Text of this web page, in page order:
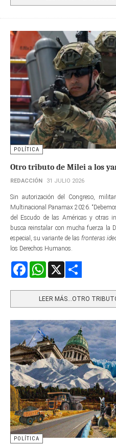
POLÍTICA
Otro tributo de Milei a los
REDACCIÓN 31 JULIO 2026
Sin autorización del Congreso,
Multinacional Panamax 2026.
del Escudo de las Américas y otras
busca reinstalar con mucha fuerza la
especial, su variante de las fronteras
los Derechos Humanos.
FacebookWhatsApp
LEER MÁS…OTRO
POLÍTICA